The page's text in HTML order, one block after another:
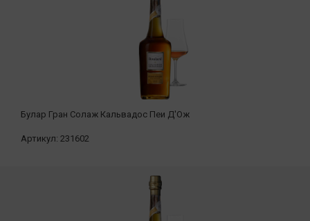
Булар Гран Солаж Кальвадос Пеи Д'Ож
Артикул: 231602